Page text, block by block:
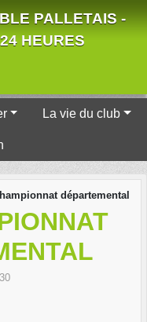
PALLETAIS -
HEURES
La vie du club
départemental